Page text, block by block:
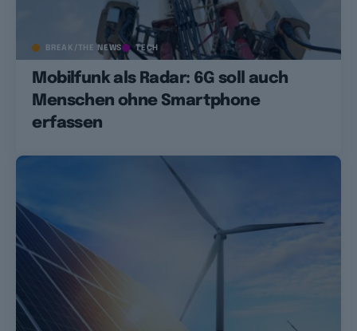
BREAK/THE NEWS TECH
Mobilfunk als Radar: 6G soll auch
Menschen ohne Smartphone
erfassen